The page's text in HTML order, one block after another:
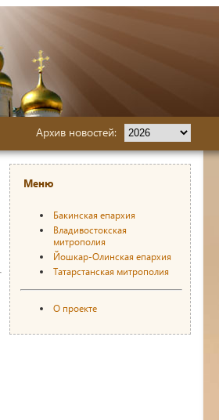
Архив новостей:
Меню
Бакинская епархия
Владивостокская
митрополия
Йошкар-Олинская епархия
Татарстанская митрополия
О проекте